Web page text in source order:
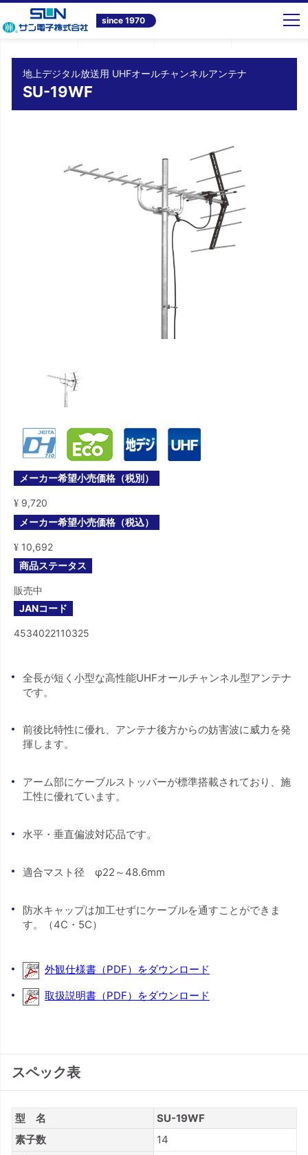
since 1970
トップ 商品情報 テレビ共同受信システム機器 地上デジタル放送用 UHFオールチャンネルアンテナ SU-19WF
地上デジタル放送用 UHFオールチャンネルアンテナ
SU-19WF
メーカー希望小売価格（税別）
¥ 9,720
メーカー希望小売価格（税込）
¥ 10,692
商品ステータス
販売中
JANコード
4534022110325
全長が短く小型な高性能UHFオールチャンネル型アンテナ
です。
前後比特性に優れ、アンテナ後方からの妨害波に威力を発
揮します。
アーム部にケーブルストッパーが標準搭載されており、施
工性に優れています。
水平・垂直偏波対応品です。
適合マスト径 φ22～48.6mm
防水キャップは加工せずにケーブルを通すことができま
す。（4C・5C）
外観仕様書（PDF）をダウンロード
取扱説明書（PDF）をダウンロード
スペック表
型 名
SU-19WF
素子数
14